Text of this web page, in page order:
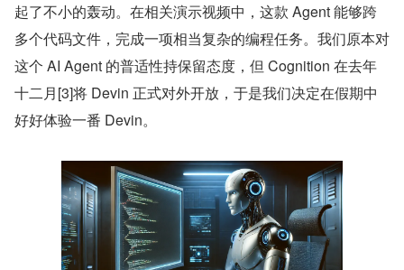
起了不小的轰动。在相关演示视频中，这款 Agent 能够跨
多个代码文件，完成一项相当复杂的编程任务。我们原本对
这个 AI Agent 的普适性持保留态度，但 Cognition 在去年
十二月[3]将 Devin 正式对外开放，于是我们决定在假期中
好好体验一番 Devin。